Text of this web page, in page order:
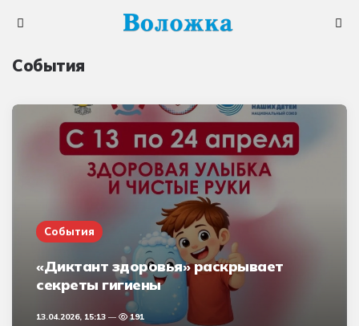
События
События
«Диктант здоровья» раскрывает
секреты гигиены
13.04.2026, 15:13 191